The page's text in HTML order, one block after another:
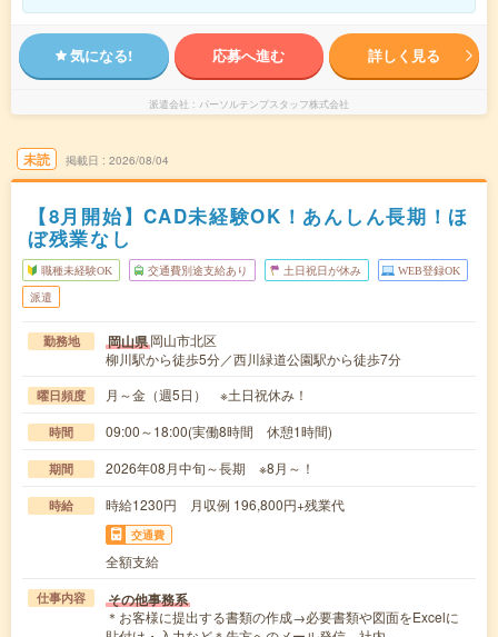
気になる! 応募へ進む 詳しく見る
派遣会社 パーソルテンプスタッフ株式会社
未読 掲載日 2026/08/04
【8月開始】CAD未経験OK！あんしん長期！ほ
ぼ残業なし
職種未経験OK 交通費別途支給あり 土日祝日が休み WEB登録OK
派遣
勤務地 岡山県岡山市北区
柳川駅から徒歩5分／西川緑道公園駅から徒歩7分
曜日頻度 月～金（週5日） ※土日祝休み！
時間 09:00～18:00(実働8時間 休憩1時間)
期間 2026年08月中旬～長期 ※8月～！
時給 時給1230円 月収例 196,800円+残業代
交通費
全額支給
仕事内容 その他事務系
＊お客様に提出する書類の作成→必要書類や図面をExcelに